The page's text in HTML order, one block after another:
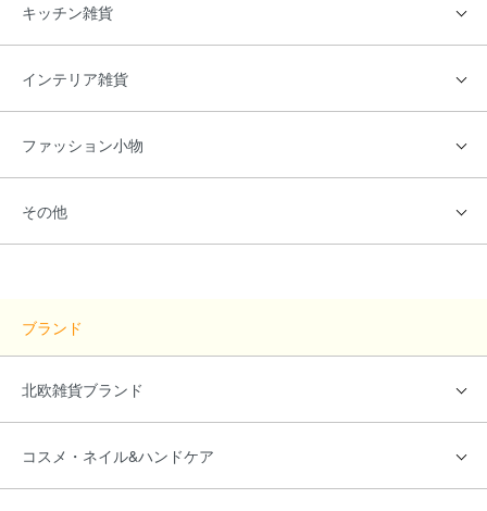
キッチン雑貨
インテリア雑貨
ファッション小物
その他
ブランド
北欧雑貨ブランド
コスメ・ネイル&ハンドケア